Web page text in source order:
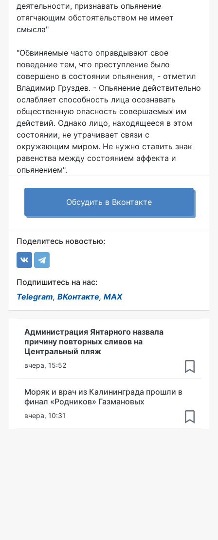
деятельности, признавать опьянение
отягчающим обстоятельством не имеет
смысла"
"Обвиняемые часто оправдывают свое
поведение тем, что преступление было
совершено в состоянии опьянения, - отметил
Владимир Груздев. - Опьянение действительно
ослабляет способность лица осознавать
общественную опасность совершаемых им
действий. Однако лицо, находящееся в этом
состоянии, не утрачивает связи с
окружающим миром. Не нужно ставить знак
равенства между состоянием аффекта и
опьянением".
Обсудить в Вконтакте
Поделитесь новостью:
Подпишитесь на нас:
Telegram, ВКонтакте, MAX
Администрация Янтарного назвала
причину повторных сливов на
Центральный пляж
вчера, 15:52
Моряк и врач из Калининграда прошли в
финал «Родников» Газмановых
вчера, 10:31